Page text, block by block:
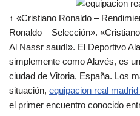
↑ «Cristiano Ronaldo –
Ronaldo – Selección».
Al Nassr saudí». El Deportivo
simplemente como Alavés, es
ciudad de Vitoria, España. Los
situación, equipacion real
el primer encuentro conocido